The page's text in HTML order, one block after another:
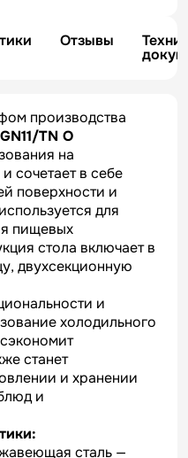
Отзывы
производства
GN11/TN O
на
сочетает в себе
поверхности и
для
пищевых
стола включает в
двухсекционную
и
холодильного
сэкономит
станет
и хранении
и
сталь —